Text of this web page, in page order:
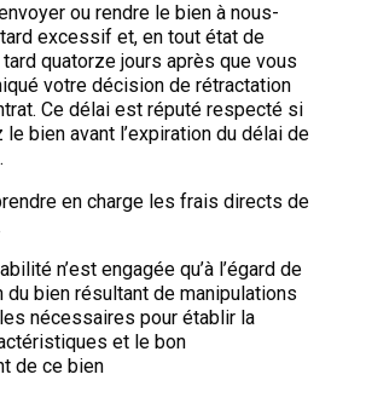
ou rendre le bien à nous-
excessif et, en tout état de
quatorze jours après que vous
votre décision de rétractation
Ce délai est réputé respecté si
bien avant l’expiration du délai de
en charge les frais directs de
n’est engagée qu’à l’égard de
du bien résultant de manipulations
nécessaires pour établir la
et le bon
de ce bien